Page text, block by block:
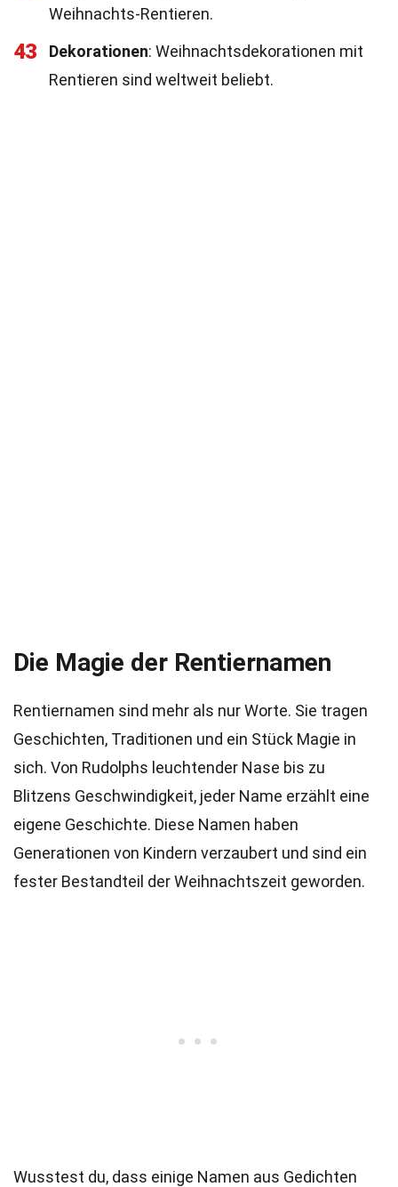
Weihnachts-Rentieren.
43 Dekorationen: Weihnachtsdekorationen mit
Rentieren sind weltweit beliebt.
Die Magie der Rentiernamen
Rentiernamen sind mehr als nur Worte. Sie tragen
Geschichten, Traditionen und ein Stück Magie in
sich. Von Rudolphs leuchtender Nase bis zu
Blitzens Geschwindigkeit, jeder Name erzählt eine
eigene Geschichte. Diese Namen haben
Generationen von Kindern verzaubert und sind ein
fester Bestandteil der Weihnachtszeit geworden.
Wusstest du, dass einige Namen aus Gedichten